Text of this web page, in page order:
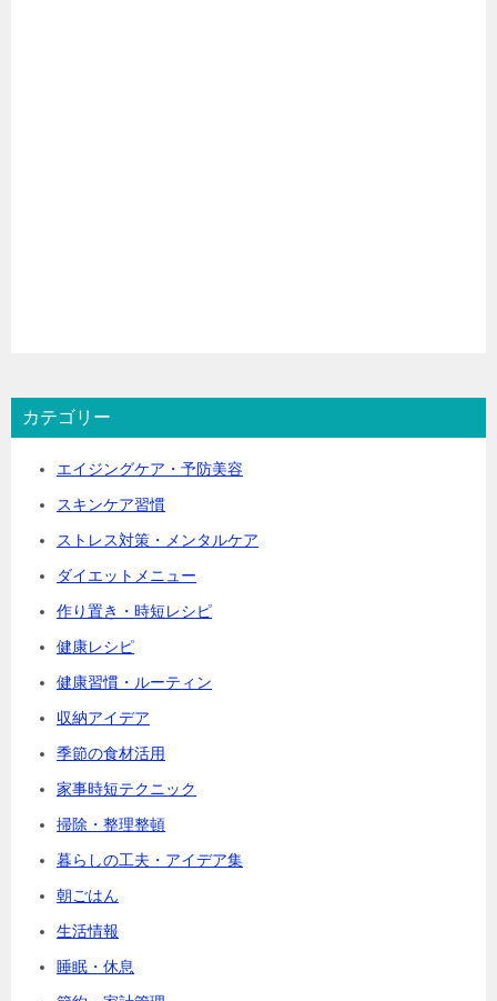
カテゴリー
エイジングケア・予防美容
スキンケア習慣
ストレス対策・メンタルケア
ダイエットメニュー
作り置き・時短レシピ
健康レシピ
健康習慣・ルーティン
収納アイデア
季節の食材活用
家事時短テクニック
掃除・整理整頓
暮らしの工夫・アイデア集
朝ごはん
生活情報
睡眠・休息